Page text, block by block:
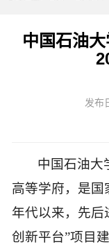
中国石油
发布
中国石油大
高等学府，是
年代以来，先后
创新平台”项目